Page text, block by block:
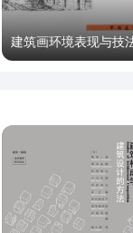
建筑画环境表现与技